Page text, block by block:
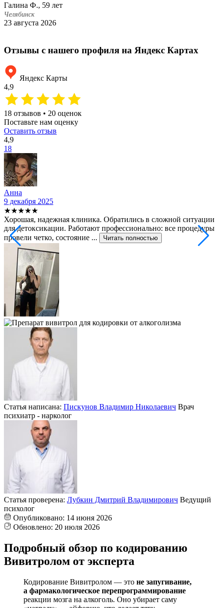
Галина Ф., 59 лет
Челябинск
23 августа 2026
Отзывы с нашего профиля на Яндекс Картах
Яндекс Карты
4,9
18 отзывов • 20 оценок
Поставьте нам оценку
Оставить отзыв
4,9
18
Анна
9 декабря 2025
★★★★★
Хорошая, надежная клиника. Обратились в сложной ситуации
для детоксикации. Работают профессионально: все процедуры
провели четко, состояние ...
Читать полностью
Статья написана: Пискунов Владимир Николаевич Врач
психиатр - нарколог
Статья проверена: Лубкин Дмитрий Владимирович Ведущий
психолог
Опубликовано: 14 июня 2026
Обновлено: 20 июля 2026
Подробный обзор по кодированию
Вивитролом от эксперта
Кодирование Вивитролом — это не запугивание,
а фармакологическое перепрограммирование
реакции мозга на алкоголь. Оно убирает саму